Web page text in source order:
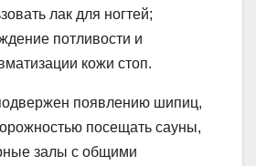
лак для ногтей;
потливости и
кожи стоп.
появлению шипиц,
посещать сауны,
залы с общими